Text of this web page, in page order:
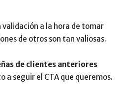
a la hora de tomar
de otros son tan valiosas.
de clientes anteriores
a seguir el CTA que queremos.